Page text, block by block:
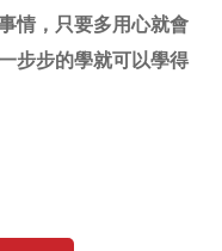
情，只要多用心就會
步步的學就可以學得